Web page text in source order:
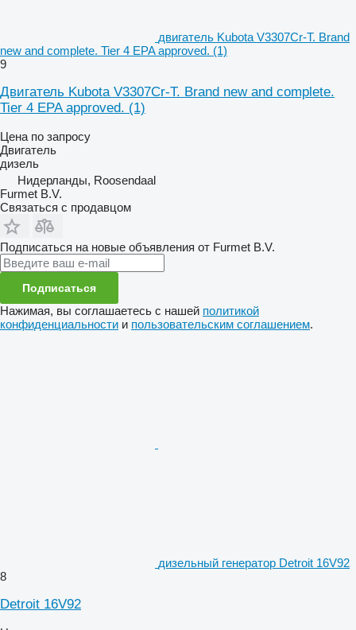
двигатель Kubota V3307Cr-T. Brand
new and complete. Tier 4 EPA approved. (1)
9
Двигатель Kubota V3307Cr-T. Brand new and complete.
Tier 4 EPA approved. (1)
Цена по запросу
Двигатель
дизель
Нидерланды, Roosendaal
Furmet B.V.
Связаться с продавцом
Подписаться на новые объявления от Furmet B.V.
Подписаться
Нажимая, вы соглашаетесь с нашей политикой
конфиденциальности и пользовательским соглашением.
дизельный генератор Detroit 16V92
8
Detroit 16V92